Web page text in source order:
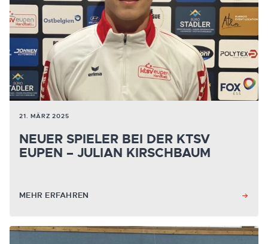
21. MÄRZ 2025
NEUER SPIELER BEI DER KTSV
EUPEN – JULIAN KIRSCHBAUM
MEHR ERFAHREN